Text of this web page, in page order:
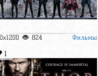
824 Фильмы
1